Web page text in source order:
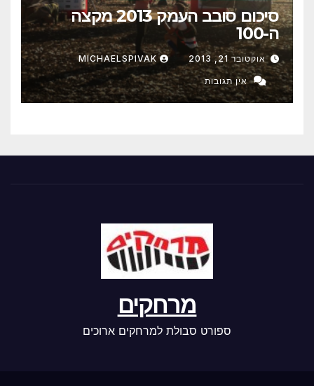
סיכום סובב העמק 2013 מקצה
ה-100
אוקטובר 21, 2013 MICHAELSPIVAK
אין תגובות
מרחקים
ספורט סבולת למרחקים ארוכים